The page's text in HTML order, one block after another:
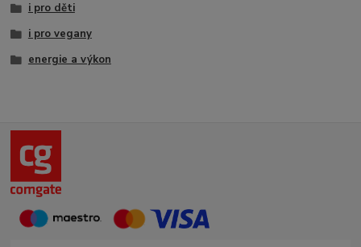
i pro děti
i pro vegany
energie a výkon